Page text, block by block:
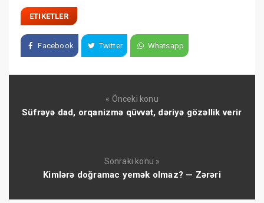
ETIKETLER
Facebook Twitter Whatsapp
« Önceki konu
Süfrəyə dad, orqanizmə qüvvət, dəriyə gözəllik verir
Sonraki konu »
Kimlərə doğramac yemək olmaz? — Zərəri